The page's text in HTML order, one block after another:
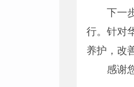
下一
行。 针对
养护，改
感谢